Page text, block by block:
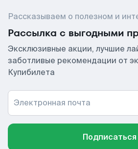
Рассказываем о полезном и
Рассылка с выгодными
Эксклюзивные акции, лучшие
заботливые рекомендации от
Купибилета
Электронная почта
Подписаться